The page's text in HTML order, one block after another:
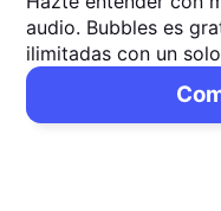
audio. Bubbles es
ilimitadas con un